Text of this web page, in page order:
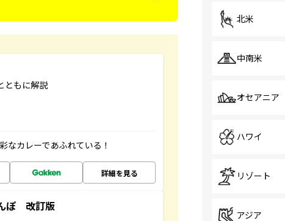
ともに解説
カレーであふれている！
詳細を見る
ぽ 改訂版
北米
中南米
オセアニア
ハワイ
リゾート
アジア